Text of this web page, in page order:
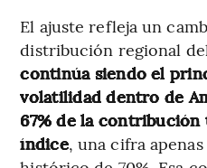
El ajuste refleja un
distribución regional
continúa siendo el
volatilidad dentro de
67% de la
índice, una cifra